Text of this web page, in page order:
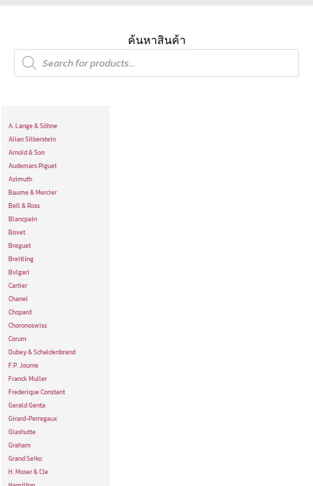
ค้นหาสินค้า
A. Lange & Söhne
Alian Silberstein
Arnold & Son
Audemars Piguet
Azimuth
Baume & Mercier
Bell & Ross
Blancpain
Bovet
Breguet
Breitling
Bvlgari
Cartier
Chanel
Chopard
Choronoswiss
Corum
Dubey & Schaldenbrand
F.P. Journe
Franck Muller
Frederique Constant
Gerald Genta
Girard-Perregaux
Glashutte
Graham
Grand Seiko
H. Moser & Cie